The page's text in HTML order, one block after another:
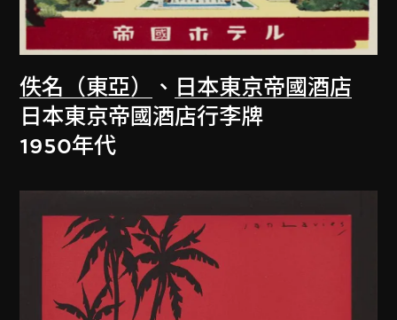
佚名（東亞） 、 日本東京帝國酒店
日本東京帝國酒店行李牌
1950年代